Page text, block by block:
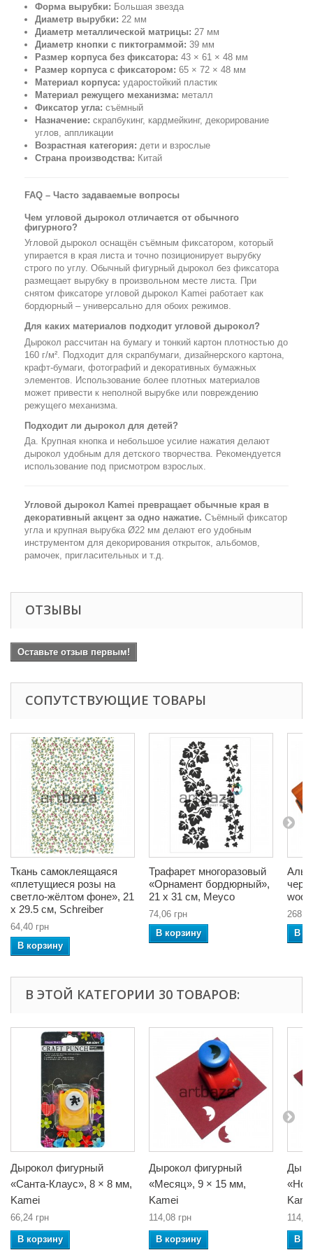
Форма вырубки: Большая звезда
Диаметр вырубки: 22 мм
Диаметр металлической матрицы: 27 мм
Диаметр кнопки с пиктограммой: 39 мм
Размер корпуса без фиксатора: 43 × 61 × 48 мм
Размер корпуса с фиксатором: 65 × 72 × 48 мм
Материал корпуса: ударостойкий пластик
Материал режущего механизма: металл
Фиксатор угла: съёмный
Назначение: скрапбукинг, кардмейкинг, декорирование
углов, аппликации
Возрастная категория: дети и взрослые
Страна производства: Китай
FAQ – Часто задаваемые вопросы
Чем угловой дырокол отличается от обычного
фигурного?
Угловой дырокол оснащён съёмным фиксатором, который
упирается в края листа и точно позиционирует вырубку
строго по углу. Обычный фигурный дырокол без фиксатора
размещает вырубку в произвольном месте листа. При
снятом фиксаторе угловой дырокол Kamei работает как
бордюрный – универсально для обоих режимов.
Для каких материалов подходит угловой дырокол?
Дырокол рассчитан на бумагу и тонкий картон плотностью до
160 г/м². Подходит для скрапбумаги, дизайнерского картона,
крафт-бумаги, фотографий и декоративных бумажных
элементов. Использование более плотных материалов
может привести к неполной вырубке или повреждению
режущего механизма.
Подходит ли дырокол для детей?
Да. Крупная кнопка и небольшое усилие нажатия делают
дырокол удобным для детского творчества. Рекомендуется
использование под присмотром взрослых.
Угловой дырокол Kamei превращает обычные края в
декоративный акцент за одно нажатие. Съёмный фиксатор
угла и крупная вырубка Ø22 мм делают его удобным
инструментом для декорирования открыток, альбомов,
рамочек, пригласительных и т.д.
ОТЗЫВЫ
Оставьте отзыв первым!
СОПУТСТВУЮЩИЕ ТОВАРЫ
Ткань самоклеящаяся
«плетущиеся розы на
светло-жёлтом фоне», 21
x 29.5 см, Schreiber
64,40 грн
В корзину
Трафарет многоразовый
«Орнамент бордюрный»,
21 x 31 см, Meyco
74,06 грн
В корзину
В
В ЭТОЙ КАТЕГОРИИ 30 ТОВАРОВ:
Дырокол фигурный
«Санта-Клаус», 8 × 8 мм,
Kamei
66,24 грн
В корзину
Дырокол фигурный
«Месяц», 9 × 15 мм,
Kamei
114,08 грн
В корзину В